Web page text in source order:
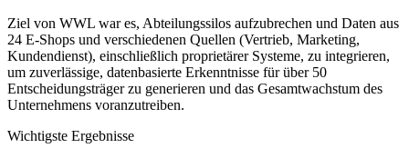
Ziel von WWL war es, Abteilungssilos aufzubrechen und Daten aus
24 E-Shops und verschiedenen Quellen (Vertrieb, Marketing,
Kundendienst), einschließlich proprietärer Systeme, zu integrieren,
um zuverlässige, datenbasierte Erkenntnisse für über 50
Entscheidungsträger zu generieren und das Gesamtwachstum des
Unternehmens voranzutreiben.
Wichtigste Ergebnisse